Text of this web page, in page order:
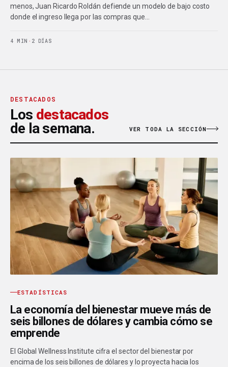
menos, Juan Ricardo Roldán defiende un modelo de bajo costo
donde el ingreso llega por las compras que…
4 MIN · 2 DÍAS
DESTACADOS
Los destacados
de la semana.
VER TODA LA SECCIÓN
ESTADÍSTICAS
La economía del bienestar mueve más de
seis billones de dólares y cambia cómo se
emprende
El Global Wellness Institute cifra el sector del bienestar por
encima de los seis billones de dólares y lo proyecta hacia los